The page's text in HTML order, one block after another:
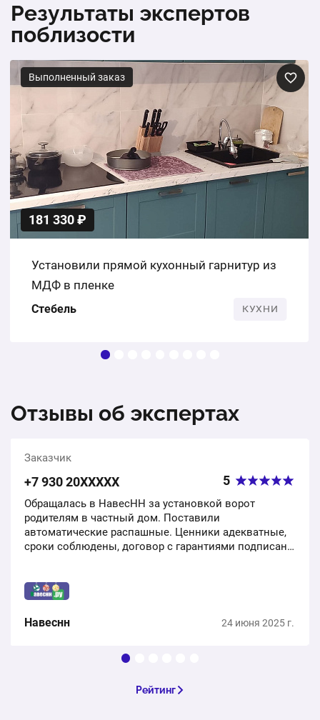
Результаты экспертов
поблизости
Выполненный заказ
181 330 ₽
Установили прямой кухонный гарнитур из
МДФ в пленке
Стебель КУХНИ
Отзывы об экспертах
Заказчик
+7 930 20ХХХХХ 5
Обращалась в НавесНН за установкой ворот
родителям в частный дом. Поставили
автоматические распашные. Ценники адекватные,
сроки соблюдены, договор с гарантиями подписан,
Навеснн 24 июня 2025 г.
Рейтинг